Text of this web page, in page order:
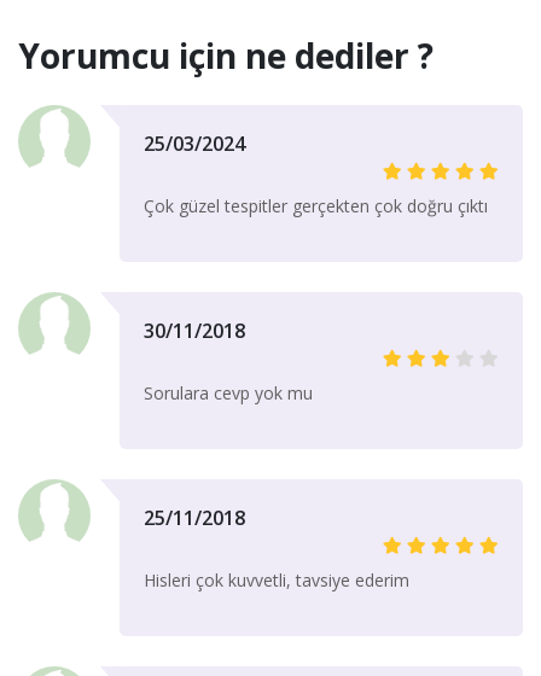
Yorumcu için ne dediler ?
25/03/2024
Çok güzel tespitler gerçekten çok doğru çıktı
30/11/2018
Sorulara cevp yok mu
25/11/2018
Hisleri çok kuvvetli, tavsiye ederim